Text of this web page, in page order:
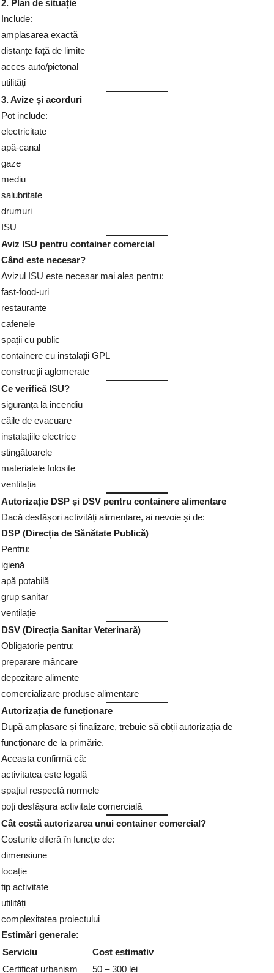
2. Plan de situație
Include:
amplasarea exactă
distanțe față de limite
acces auto/pietonal
utilități
3. Avize și acorduri
Pot include:
electricitate
apă-canal
gaze
mediu
salubritate
drumuri
ISU
Aviz ISU pentru container comercial
Când este necesar?
Avizul ISU este necesar mai ales pentru:
fast-food-uri
restaurante
cafenele
spații cu public
containere cu instalații GPL
construcții aglomerate
Ce verifică ISU?
siguranța la incendiu
căile de evacuare
instalațiile electrice
stingătoarele
materialele folosite
ventilația
Autorizație DSP și DSV pentru containere alimentare
Dacă desfășori activități alimentare, ai nevoie și de:
DSP (Direcția de Sănătate Publică)
Pentru:
igienă
apă potabilă
grup sanitar
ventilație
DSV (Direcția Sanitar Veterinară)
Obligatorie pentru:
preparare mâncare
depozitare alimente
comercializare produse alimentare
Autorizația de funcționare
După amplasare și finalizare, trebuie să obții autorizația de
funcționare de la primărie.
Aceasta confirmă că:
activitatea este legală
spațiul respectă normele
poți desfășura activitate comercială
Cât costă autorizarea unui container comercial?
Costurile diferă în funcție de:
dimensiune
locație
tip activitate
utilități
complexitatea proiectului
Estimări generale:
Serviciu
Cost estimativ
Certificat urbanism
50 – 300 lei